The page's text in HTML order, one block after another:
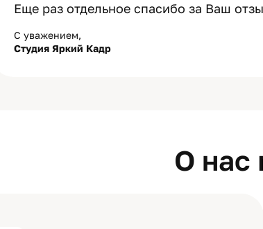
Еще раз отдельное спасибо за Ваш
С уважением,
Студия Яркий Кадр
О нас